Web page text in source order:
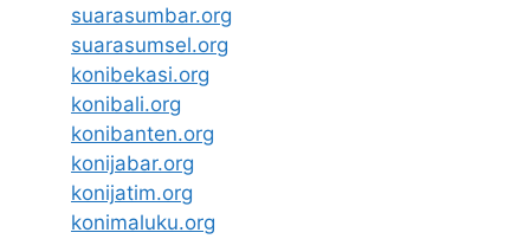
suarasumbar.org
suarasumsel.org
konibekasi.org
konibali.org
konibanten.org
konijabar.org
konijatim.org
konimaluku.org